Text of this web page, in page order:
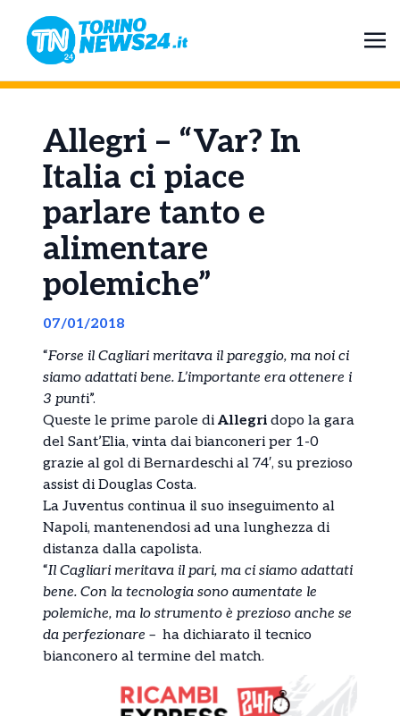
Allegri – “Var? In
Italia ci piace
parlare tanto e
alimentare
polemiche”
07/01/2018
“Forse il Cagliari meritava il pareggio, ma noi ci
siamo adattati bene. L’importante era ottenere i
3 punti”.
Queste le prime parole di Allegri dopo la gara
del Sant’Elia, vinta dai bianconeri per 1-0
grazie al gol di Bernardeschi al 74′, su prezioso
assist di Douglas Costa.
La Juventus continua il suo inseguimento al
Napoli, mantenendosi ad una lunghezza di
distanza dalla capolista.
“Il Cagliari meritava il pari, ma ci siamo adattati
bene. Con la tecnologia sono aumentate le
polemiche, ma lo strumento è prezioso anche se
da perfezionare – ha dichiarato il tecnico
bianconero al termine del match.